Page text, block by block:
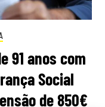
91 anos com
Social
de 850€